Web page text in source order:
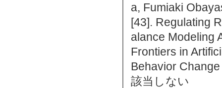
a, Fumiaki
[43]. Regulating
alance Modeling
Frontiers in
Behavior
該当しない